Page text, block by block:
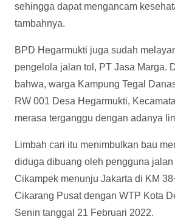
sehingga dapat mengancam
tambahnya.
BPD Hegarmukti juga sudah
pengelola jalan tol, PT Jasa Marga.
bahwa, warga Kampung Tegal
RW 001 Desa Hegarmukti,
merasa terganggu dengan adanya
Limbah cari itu menimbulkan bau
diduga dibuang oleh pengguna jalan
Cikampek menunju Jakarta di KM
Cikarang Pusat dengan WTP Kota
Senin tanggal 21 Februari 2022.